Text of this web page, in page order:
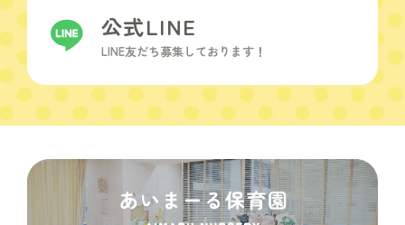
公式LINE
LINE友だち募集しております！